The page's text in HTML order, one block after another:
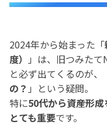
2024年から始まった「
度）
」は、旧つみた
と必ず出てくるのが、
の？ 」という疑問。
特に50代から資産形
とても重要です。